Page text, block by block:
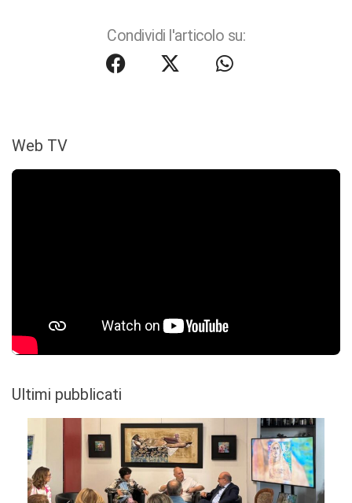
Condividi l'articolo su:
Web TV
Ultimi pubblicati